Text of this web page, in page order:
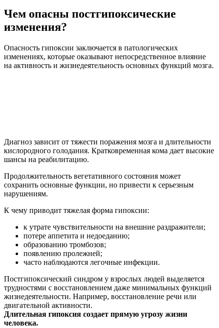
Чем опасны постгипоксические
изменения?
Опасность гипоксии заключается в патологических
изменениях, которые оказывают непосредственное влияние
на активность и жизнедеятельность основных функций мозга.
Диагноз зависит от тяжести поражения мозга и длительности
кислородного голодания. Кратковременная кома дает высокие
шансы на реабилитацию.
Продолжительность вегетативного состояния может
сохранить основные функции, но привести к серьезным
нарушениям.
К чему приводит тяжелая форма гипоксии:
к утрате чувствительности на внешние раздражители;
потере аппетита и недоеданию;
образованию тромбозов;
появлению пролежней;
часто наблюдаются легочные инфекции.
Постгипоксический синдром у взрослых людей выделяется
трудностями с восстановлением даже минимальных функций
жизнедеятельности. Например, восстановление речи или
двигательной активности.
Длительная гипоксия создает прямую угрозу жизни
человека.